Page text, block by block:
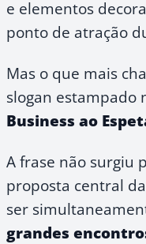
e elementos
ponto de atração
Mas o que mais
slogan estampado
Business ao
A frase não surgiu
proposta central
ser
grandes